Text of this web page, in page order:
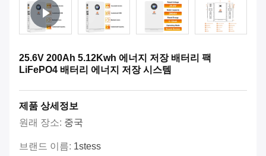
25.6V 200Ah 5.12Kwh 에너지 저장 배터리 팩
LiFePO4 배터리 에너지 저장 시스템
제품 상세정보
원래 장소: 중국
브랜드 이름: 1stess